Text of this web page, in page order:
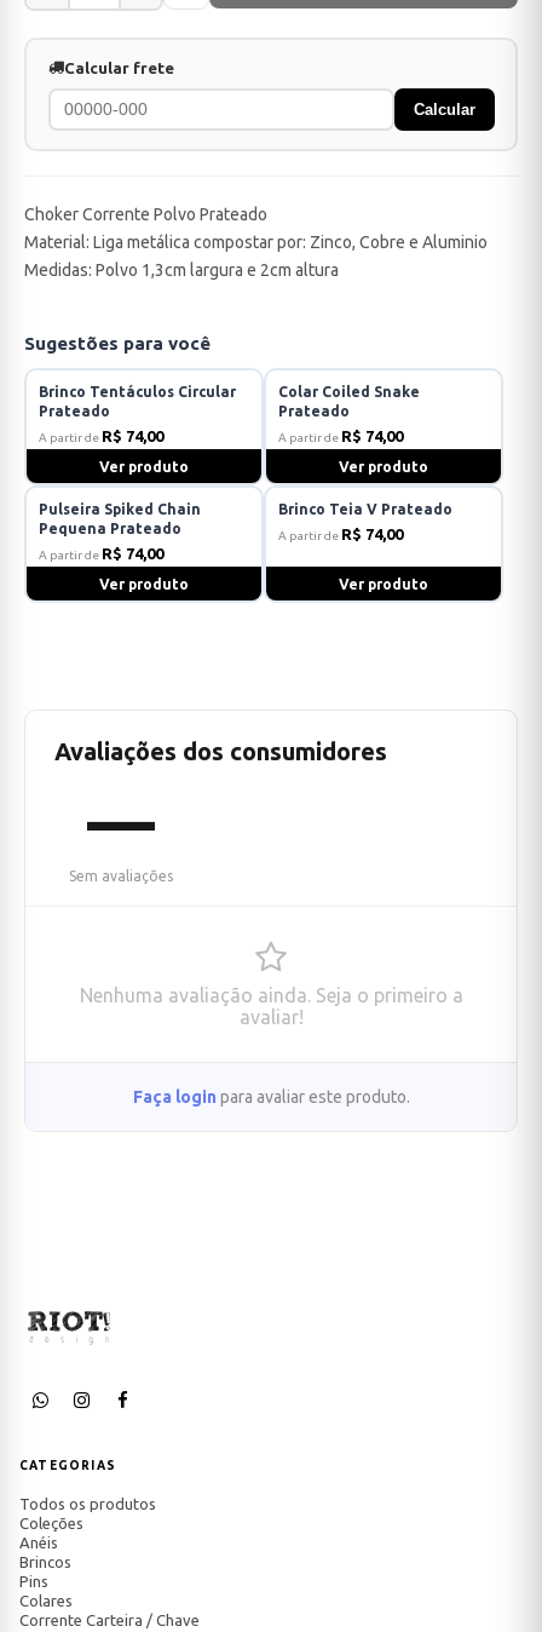
Calcular frete
Calcular
Choker Corrente Polvo Prateado
Material: Liga metálica compostar por: Zinco, Cobre e Aluminio
Medidas: Polvo 1,3cm largura e 2cm altura
Sugestões para você
Brinco Tentáculos Circular
Prateado
A partir de R$ 74,00
Ver produto
Colar Coiled Snake
Prateado
A partir de R$ 74,00
Ver produto
Pulseira Spiked Chain
Pequena Prateado
A partir de R$ 74,00
Ver produto
Brinco Teia V Prateado
A partir de R$ 74,00
Ver produto
Avaliações dos consumidores
—
Sem avaliações
Nenhuma avaliação ainda. Seja o primeiro a
avaliar!
Faça login para avaliar este produto.
CATEGORIAS
Todos os produtos
Coleções
Anéis
Brincos
Pins
Colares
Corrente Carteira / Chave